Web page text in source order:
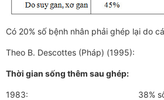
Có 20% số bệnh nhân phải ghép lại do
Theo B. Descottes (Pháp) (1995):
Thời gian sống thêm sau ghép:
1983: 38% sống